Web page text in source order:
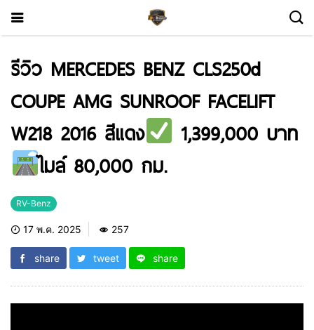
รีวิว MERCEDES BENZ CLS250d
COUPE AMG SUNROOF FACELIFT
W218 2016 สีแดง
1,399,000 บาท
ไมล์ 80,000 กม.
RV-Benz
17 พ.ค. 2025 257
share tweet share